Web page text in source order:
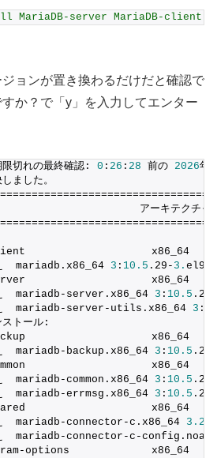
MariaDB-server MariaDB-client
ョンが置き換わるだけだと確認で
か？で「y」を入力してエンター
限切れの最終確認: 0 : 26 : 28 前の 2026年
ました。
アーキテクチ
client
mariadb.
x86_64 3 : 10.5 . 29 - 3. el9_7
server
mariadb-server.
x86_64 3 : 10.5 . 29
mariadb-server-utils.
x86_64 3 :
ストール:
backup
mariadb-backup.
x86_64 3 : 10.5 . 29
common
mariadb-common.
x86_64 3 : 10.5 . 29
mariadb-errmsg.
x86_64 3 : 10.5 . 29
shared
mariadb-connector-c.
x86_64 3.2
mariadb-connector-c-config.
options